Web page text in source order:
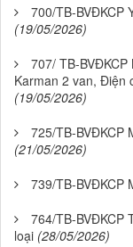
700/TB-BVĐKCP
(19/05/2026)
707/ TB-
Karman 2 van, Điện
(19/05/2026)
725/TB-BVĐKCP
(21/05/2026)
739/TB-BVĐKCP
764/TB-BVĐKCP
loại (28/05/2026)